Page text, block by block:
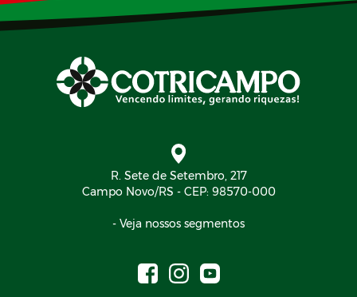
R. Sete de Setembro, 217
Campo Novo/RS - CEP: 98570-000
- Veja nossos segmentos